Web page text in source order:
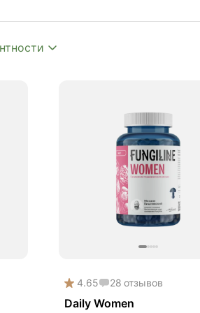
4.65 28 отзывов
Daily Women